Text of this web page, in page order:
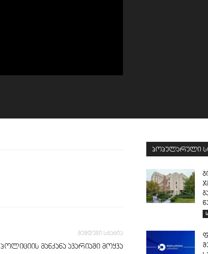
შემდეგი სტატია
პოლიციის მანქანა ავარიაში მოყვა
პოპულარული